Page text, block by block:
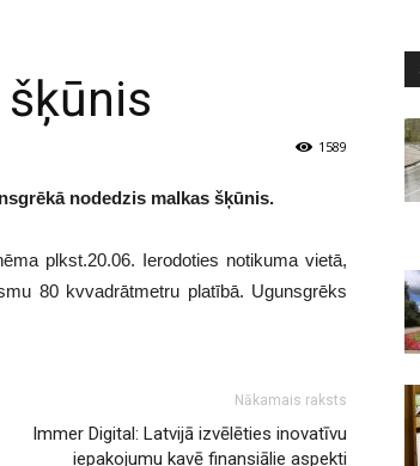
1589
nodedzis malkas šķūnis.
plkst.20.06. Ierodoties notikuma vietā,
80 kvvadrātmetru platībā. Ugunsgrēks
Nākamais raksts
Immer Digital: Latvijā izvēlēties inovatīvu
iepakojumu kavē finansiālie aspekti